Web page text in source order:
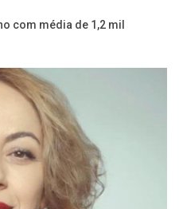
com média de 1,2 mil